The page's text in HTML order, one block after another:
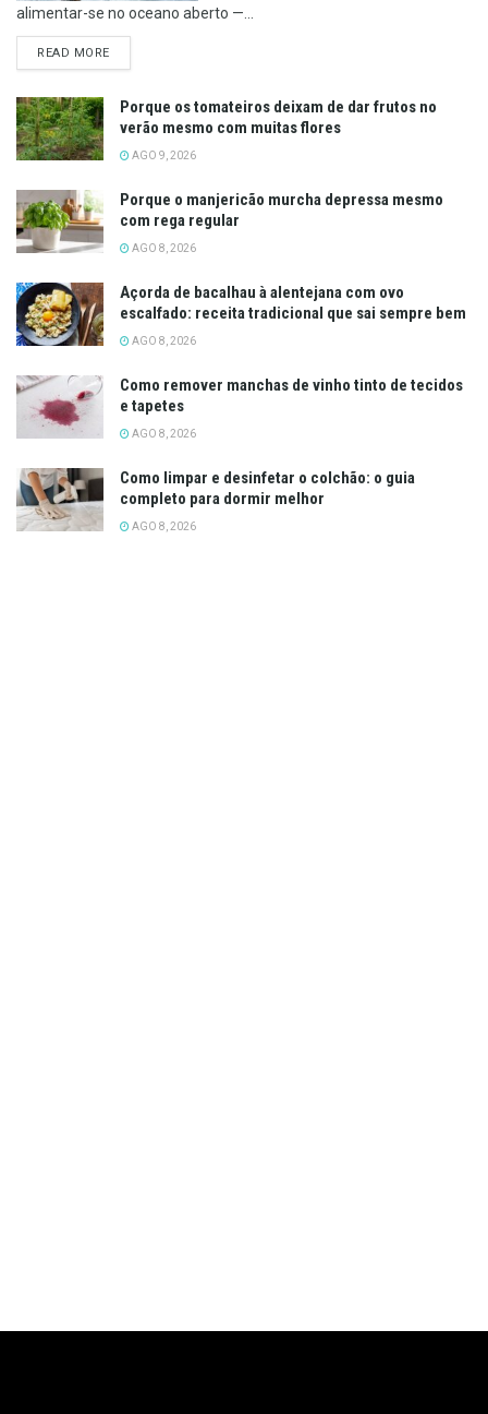
alimentar-se no oceano aberto —...
READ MOREDETAILS
Porque os tomateiros deixam de dar frutos no
verão mesmo com muitas flores
AGO 9, 2026
Porque o manjericão murcha depressa mesmo
com rega regular
AGO 8, 2026
Açorda de bacalhau à alentejana com ovo
escalfado: receita tradicional que sai sempre bem
AGO 8, 2026
Como remover manchas de vinho tinto de tecidos
e tapetes
AGO 8, 2026
Como limpar e desinfetar o colchão: o guia
completo para dormir melhor
AGO 8, 2026